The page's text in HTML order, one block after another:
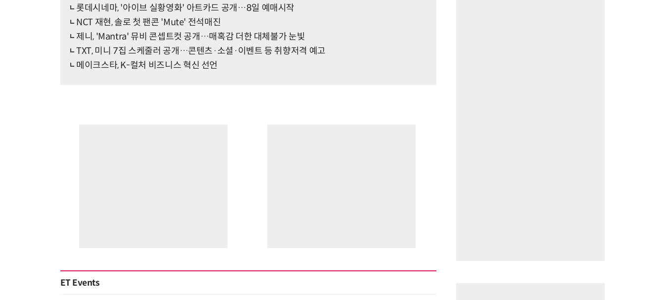
롯데시네마, '아이브 실황영화' 아트카드 공개…8일 예매시작
NCT 재현, 솔로 첫 팬콘 'Mute' 전석매진
제니, 'Mantra' 뮤비 콘셉트컷 공개…매혹감 더한 대체불가 눈빛
TXT, 미니 7집 스케줄러 공개…콘텐츠·소셜·이벤트 등 취향저격 예고
메이크스타, K-컬처 비즈니스 혁신 선언
ET Events